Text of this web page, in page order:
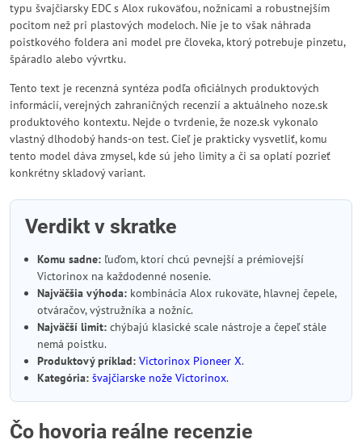
typu švajčiarsky EDC s Alox rukoväťou, nožnicami a robustnejším
pocitom než pri plastových modeloch. Nie je to však náhrada
poistkového foldera ani model pre človeka, ktorý potrebuje pinzetu,
špáradlo alebo vývrtku.
Tento text je recenzná syntéza podľa oficiálnych produktových
informácií, verejných zahraničných recenzií a aktuálneho noze.sk
produktového kontextu. Nejde o tvrdenie, že noze.sk vykonalo
vlastný dlhodobý hands-on test. Cieľ je prakticky vysvetliť, komu
tento model dáva zmysel, kde sú jeho limity a či sa oplatí pozrieť
konkrétny skladový variant.
Verdikt v skratke
Komu sadne: ľuďom, ktorí chcú pevnejší a prémiovejší
Victorinox na každodenné nosenie.
Najväčšia výhoda: kombinácia Alox rukoväte, hlavnej čepele,
otváračov, výstružníka a nožníc.
Najväčší limit: chýbajú klasické scale nástroje a čepeľ stále
nemá poistku.
Produktový príklad: Victorinox Pioneer X.
Kategória: švajčiarske nože Victorinox.
Čo hovoria reálne recenzie